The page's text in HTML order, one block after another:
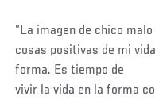
“La imagen de chico
cosas positivas de mi
forma. Es tiempo de
vivir la vida en la forma